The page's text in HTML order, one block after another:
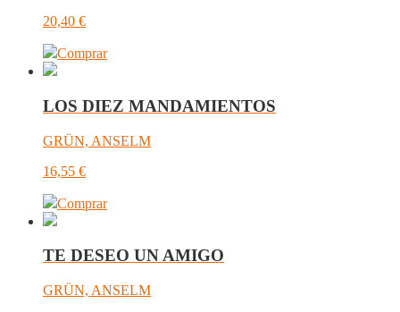
20,40 €
Comprar
LOS DIEZ MANDAMIENTOS
GRÜN, ANSELM
16,55 €
Comprar
TE DESEO UN AMIGO
GRÜN, ANSELM